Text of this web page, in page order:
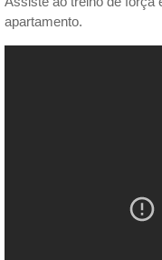
apartamento.